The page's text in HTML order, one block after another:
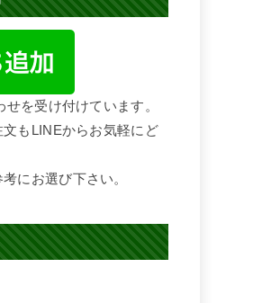
を受け付けています。
文もLINEからお気軽にど
にお選び下さい。